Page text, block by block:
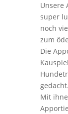
Unsere
super
noch
zum
Die
gedacht.
Mit